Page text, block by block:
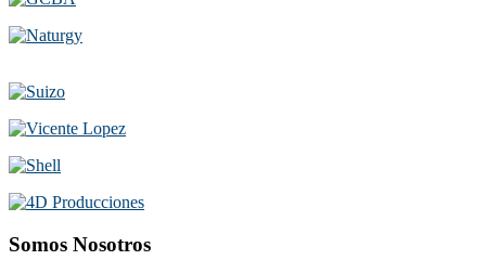
Somos Nosotros